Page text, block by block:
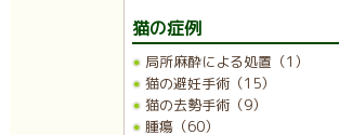
猫の症例
局所麻酔による処置（1）
猫の避妊手術（15）
猫の去勢手術（9）
腫瘍（60）